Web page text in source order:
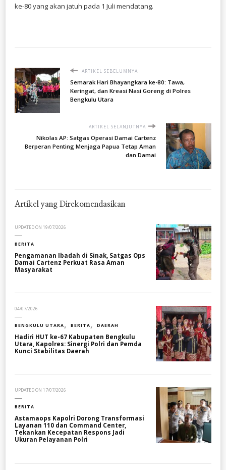
ke-80 yang akan jatuh pada 1 Juli mendatang.
ARTIKEL SEBELUMNYA
Semarak Hari Bhayangkara ke-80: Tawa,
Keringat, dan Kreasi Nasi Goreng di Polres
Bengkulu Utara
ARTIKEL SELANJUTNYA
Nikolas AP: Satgas Operasi Damai Cartenz
Berperan Penting Menjaga Papua Tetap Aman
dan Damai
Artikel yang Direkomendasikan
UPDATED ON 19/07/2026
BERITA
Pengamanan Ibadah di Sinak, Satgas Ops
Damai Cartenz Perkuat Rasa Aman
Masyarakat
04/07/2026
BENGKULU UTARA BERITA DAERAH
Hadiri HUT ke-67 Kabupaten Bengkulu
Utara, Kapolres: Sinergi Polri dan Pemda
Kunci Stabilitas Daerah
UPDATED ON 17/07/2026
BERITA
Astamaops Kapolri Dorong Transformasi
Layanan 110 dan Command Center,
Tekankan Kecepatan Respons Jadi
Ukuran Pelayanan Polri